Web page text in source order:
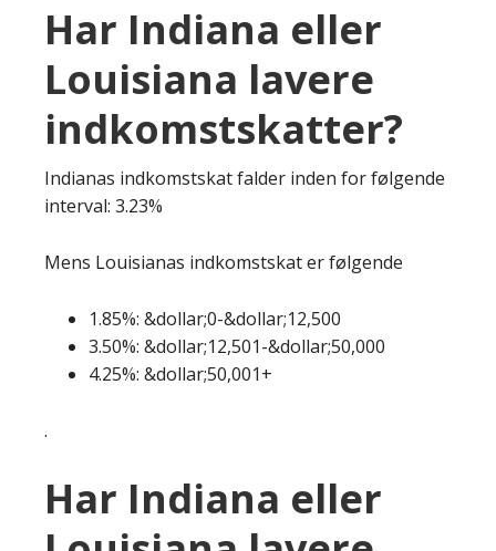
Har Indiana eller
Louisiana lavere
indkomstskatter?
Indianas indkomstskat falder inden for følgende
interval: 3.23%
Mens Louisianas indkomstskat er følgende
1.85%: &dollar;0-&dollar;12,500
3.50%: &dollar;12,501-&dollar;50,000
4.25%: &dollar;50,001+
.
Har Indiana eller